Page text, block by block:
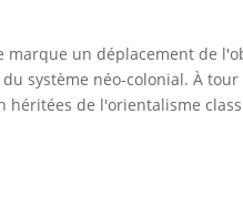
marque un déplacement de
système néo-colonial. À tour
de l'orientalisme